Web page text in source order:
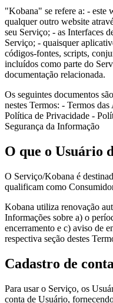
"Kobana" se refere a: - este
qualquer outro website
seu Serviço; - as Interfaces
Serviço; - quaisquer
códigos-fontes, scripts,
incluídos como parte do
documentação relacionada.
Os seguintes documentos
nestes Termos: - Termos
Política de Privacidade -
Segurança da Informação
O que o Usuário
O Serviço/Kobana é
qualificam como
Kobana utiliza renovação
Informações sobre a) o
encerramento e c) aviso de
respectiva seção destes
Cadastro de
Para usar o Serviço, os
conta de Usuário,